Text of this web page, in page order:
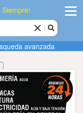
Siempre!
Agregar
empresa
Actualizar
datos
avanzada